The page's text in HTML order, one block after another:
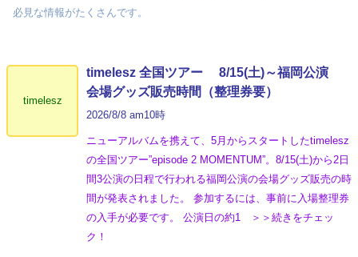
必見な情報がたくさんです。
timelesz
timelesz 全国ツアー 8/15(土)～福岡公演
会場グッズ販売時間（整理券要）
2026/8/8 am10時
ニューアルバムを携えて、5月からスタートしたtimelesz
の全国ツアー”episode 2 MOMENTUM”。8/15(土)から2日
間3公演の日程で行われる福岡公演の会場グッズ販売の時
間が発表されました。 参加するには、事前に入場整理券
の入手が必要です。 公演日の約1 ＞＞続きをチェッ
ク！